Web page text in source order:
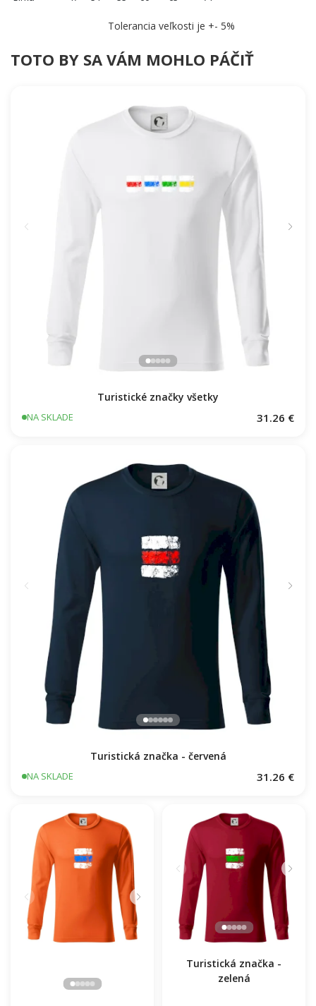
Tolerancia veľkosti je +- 5%
TOTO BY SA VÁM MOHLO PÁČIŤ
Turistické značky všetky
NA SKLADE 31.26 €
Turistická značka - červená
NA SKLADE 31.26 €
Turistická značka -
zelená